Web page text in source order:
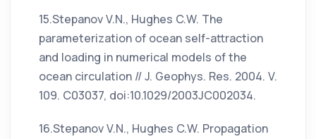
15.Stepanov V.N., Hughes C.W. The
parameterization of ocean self-attraction
and loading in numerical models of the
ocean circulation // J. Geophys. Res. 2004. V.
109. C03037, doi:10.1029/2003JC002034.
16.Stepanov V.N., Hughes C.W. Propagation